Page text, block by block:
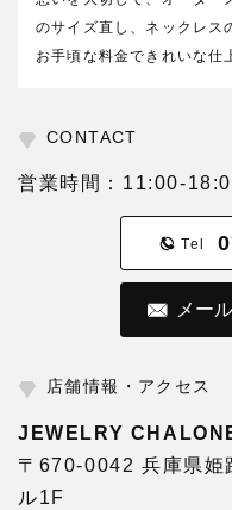
のサイズ直し、ネックレス
お手頃な料金できれいな仕
CONTACT
営業時間：11:00-
Tel
メー
店舗情報・アクセス
JEWELRY
〒670-0042 兵庫県姫
ル1F